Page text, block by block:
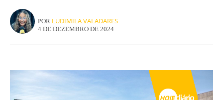
POR LUDIMILA VALADARES
4 DE DEZEMBRO DE 2024